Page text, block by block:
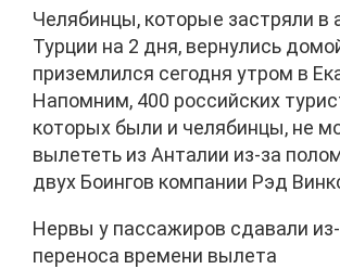
Челябинцы, которые застряли в
Турции на 2 дня, вернулись
приземлился сегодня утром в
Напомним, 400 российских
которых были и челябинцы, не
вылететь из Анталии из-за
двух Боингов компании Рэд
Нервы у пассажиров сдавали
переноса времени вылета